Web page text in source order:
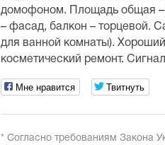
домофоном. Площадь общая –
– фасад, балкон – торцевой.
для ванной комнаты).
косметический ремонт.
Мне нравится Твитнуть
* Согласно требованиям Закона